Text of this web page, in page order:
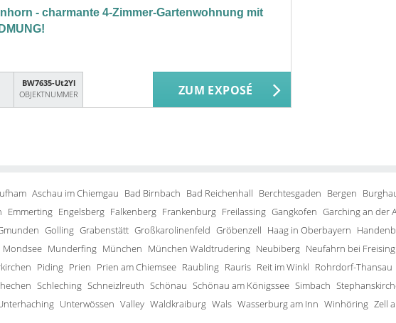
- charmante 4-Zimmer-Gartenwohnung mit
BW7635-Ut2Yl
OBJEKTNUMMER
ZUM EXPOSÉ
Aschau im Chiemgau Bad Birnbach Bad Reichenhall Berchtesgaden Bergen
Emmerting Engelsberg Falkenberg Frankenburg Freilassing Gangkofen Garching an der
Golling Grabenstätt Großkarolinenfeld Gröbenzell Haag in Oberbayern
Mondsee Munderfing München München Waldtrudering Neubiberg Neufahrn bei Freising
Piding Prien Prien am Chiemsee Raubling Rauris Reit im Winkl Rohrdorf-Thansau
Schleching Schneizlreuth Schönau Schönau am Königssee Simbach
Unterwössen Valley Waldkraiburg Wals Wasserburg am Inn Winhöring Zell